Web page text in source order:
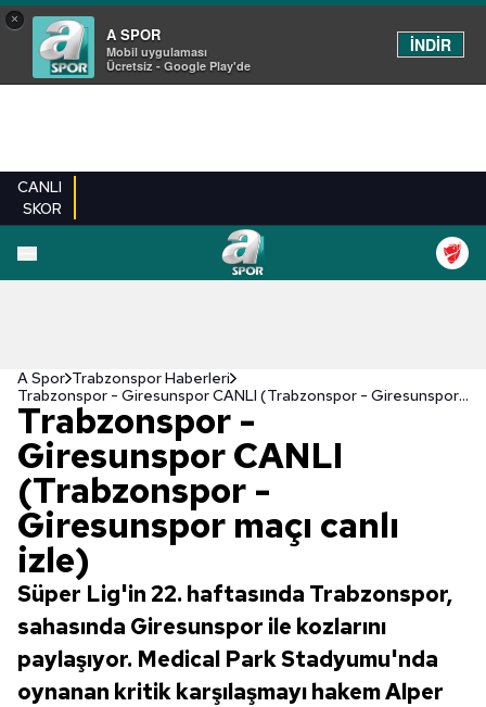
×
A SPOR
Mobil uygulaması
Ücretsiz - Google Play'de
İNDİR
CANLI
SKOR
A Spor Trabzonspor Haberleri
Trabzonspor - Giresunspor CANLI (Trabzonspor - Giresunspor maçı canlı izle)
Trabzonspor -
Giresunspor CANLI
(Trabzonspor -
Giresunspor maçı canlı
izle)
Süper Lig'in 22. haftasında Trabzonspor,
sahasında Giresunspor ile kozlarını
paylaşıyor. Medical Park Stadyumu'nda
oynanan kritik karşılaşmayı hakem Alper